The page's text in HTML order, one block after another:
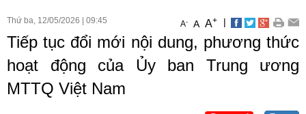
Thứ ba, 12/05/2026 09:45 A- A A+ |
Tiếp tục đổi mới nội dung, phương thức
hoạt động của Ủy ban Trung ương
MTTQ Việt Nam